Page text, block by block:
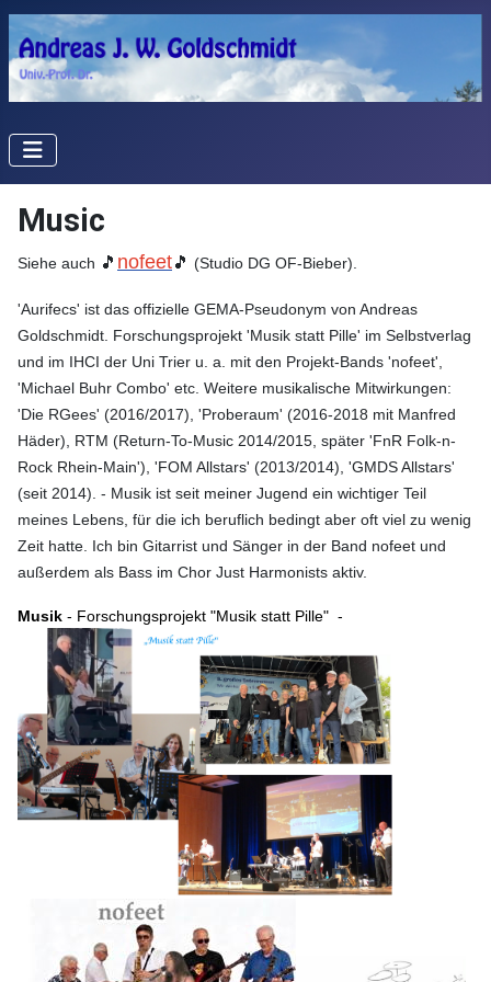
Music
Siehe auch 🎵 nofeet🎵 (Studio DG OF-Bieber).
'Aurifecs' ist das offizielle GEMA-Pseudonym von Andreas
Goldschmidt. Forschungsprojekt 'Musik statt Pille' im Selbstverlag
und im IHCI der Uni Trier u. a. mit den Projekt-Bands 'nofeet',
'Michael Buhr Combo' etc. Weitere musikalische Mitwirkungen:
'Die RGees' (2016/2017), 'Proberaum' (2016-2018 mit Manfred
Häder), RTM (Return-To-Music 2014/2015, später 'FnR Folk-n-
Rock Rhein-Main') , 'FOM Allstars' (2013/2014), 'GMDS Allstars'
(seit 2014) . - Musik ist seit meiner Jugend ein wichtiger Teil
meines Lebens, für die ich beruflich bedingt aber oft viel zu wenig
Zeit hatte. Ich bin Gitarrist und Sänger in der Band nofeet und
außerdem als Bass im Chor Just Harmonists aktiv.
Musik - Forschungsprojekt "Musik statt Pille" -